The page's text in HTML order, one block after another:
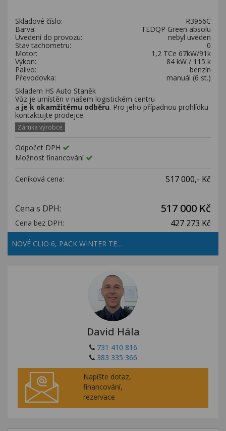
Kontakty
Skladové číslo:
R3956C
Barva:
TEDQP Green absolu
Uvedení do provozu:
nebyl uveden
Stav tachometru:
0
Motor:
1,2 TCe 67kW/91k
Výkon:
84 kW / 115 k
Palivo:
benzín
Převodovka:
manuál (6 st.)
Skladem HS Auto Staněk
Vůz je umístěn v našem logistickém centru
a je k okamžitému odběru. Pro jeho případnou prohlídku
kontaktujte prodejce.
Záruka výrobce
Odpočet DPH
Možnost financování
Ceníková cena: 517 000,- Kč
Cena s DPH: 517 000 Kč
Cena bez DPH: 427 273 Kč
NOVÉ CLIO 6, PACK WINTER TE…
David Hála
731 410 816
383 335 366
Napište dotaz,
financování,
rezervace